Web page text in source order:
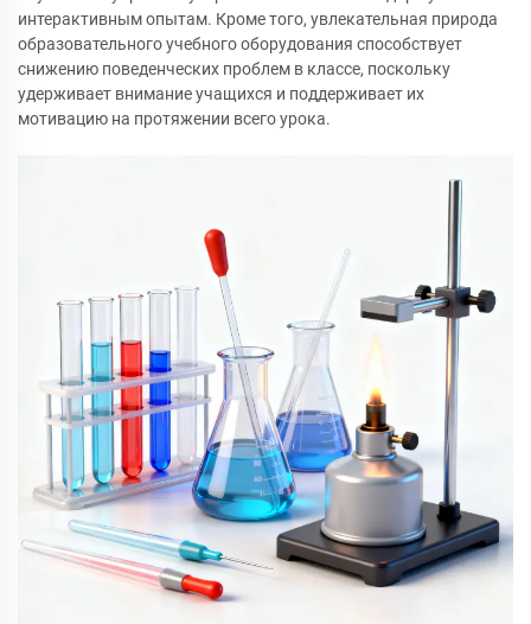
интерактивным опытам. Кроме того, увлекательная природа
образовательного учебного оборудования способствует
снижению поведенческих проблем в классе, поскольку
удерживает внимание учащихся и поддерживает их
мотивацию на протяжении всего урока.